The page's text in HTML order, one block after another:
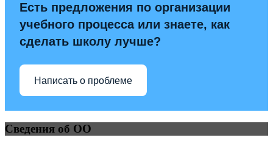
Есть предложения по организации
учебного процесса или знаете, как
сделать школу лучше?
Написать о проблеме
Сведения об ОО